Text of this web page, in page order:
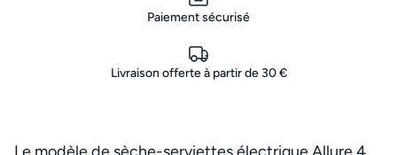
Paiement sécurisé
Livraison offerte à partir de 30 €